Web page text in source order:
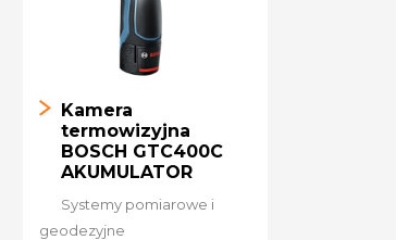
Kamera
termowizyjna
BOSCH GTC400C
AKUMULATOR
Systemy pomiarowe i
geodezyjne